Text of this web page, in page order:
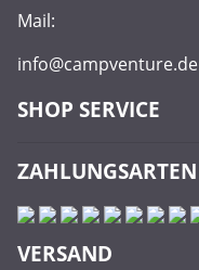
Mail:
info@campventure.de
SHOP SERVICE
ZAHLUNGSARTEN
VERSAND